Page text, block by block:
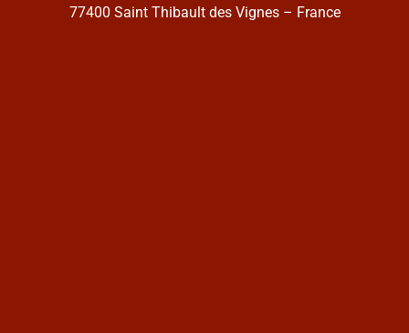
77400 Saint Thibault des Vignes – France